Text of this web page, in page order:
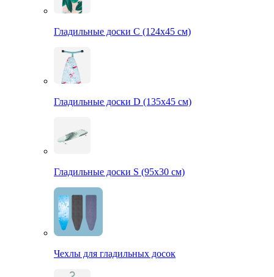
Гладильные доски С (124х45 см)
Гладильные доски D (135х45 см)
Гладильные доски S (95х30 см)
Чехлы для гладильных досок